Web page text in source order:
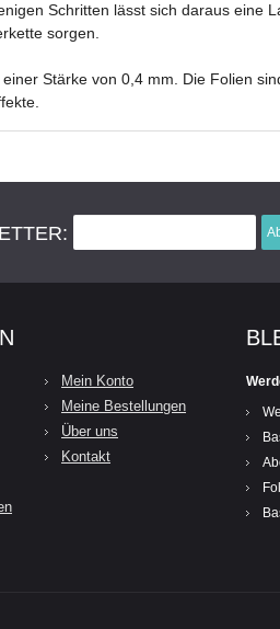
Schritten lässt sich daraus eine
sorgen.
Stärke von 0,4 mm. Die Folien
Mein Konto
Meine Bestellungen
Über uns
Kontakt